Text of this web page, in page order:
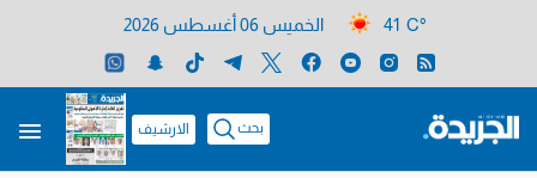
41 C° الخميس 06 أغسطس 2026
بحث الارشيف